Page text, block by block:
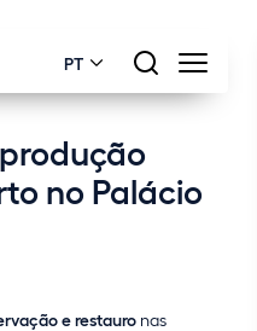
PT
no Palácio
e restauro nas